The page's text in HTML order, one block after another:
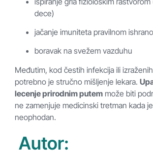
dece)
jačanje imuniteta pravilnom
boravak na svežem vazduhu
Međutim, kod čestih infekcija ili
potrebno je stručno mišljenje lekara.
lecenje prirodnim putem može biti
ne zamenjuje medicinski tretman kada
neophodan.
Autor: